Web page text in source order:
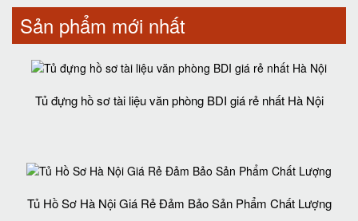
Sản phẩm mới nhất
Tủ đựng hồ sơ tài liệu văn phòng BDI giá rẻ nhất Hà Nội
Tủ Hồ Sơ Hà Nội Giá Rẻ Đảm Bảo Sản Phẩm Chất Lượng‎